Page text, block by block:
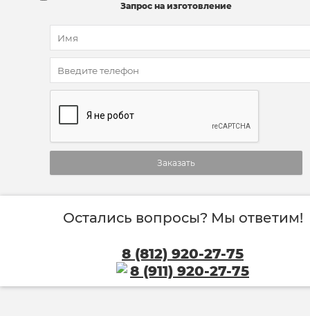
Запрос на изготовление
Заказать
Остались вопросы? Мы ответим!
8 (812) 920-27-75
8 (911) 920-27-75